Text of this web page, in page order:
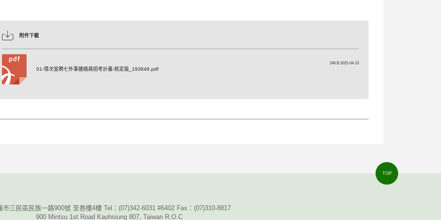
附件下載
01-情次室聘七外事連絡員招考計畫-核定版_193646.pdf
246 B 2025-04-23
市三民區民族一路900號 至善樓4樓 Tel： (07)342-6031 #6402 Fax ： (07)310-8817
900 Mintsu 1st Road Kaohsiung 807, Taiwan R.O.C
TOP